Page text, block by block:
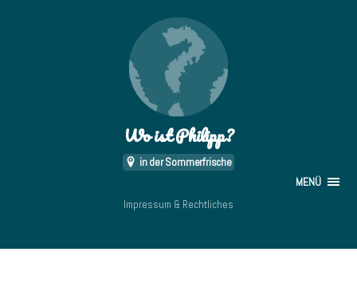
Wo ist Philipp?
in der Sommerfrische
MENÜ
Impressum & Rechtliches